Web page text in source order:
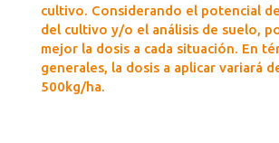
cultivo. Considerando el potencial
del cultivo y/o el análisis de suelo,
mejor la dosis a cada situación. En
generales, la dosis a aplicar variará
500kg/ha.